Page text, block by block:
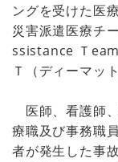
ングを受けた医
災害派遣医療チ
ssistance Ｔ
Ｔ（ディーマッ
医師、看護師
療職及び事務職
者が発生した事